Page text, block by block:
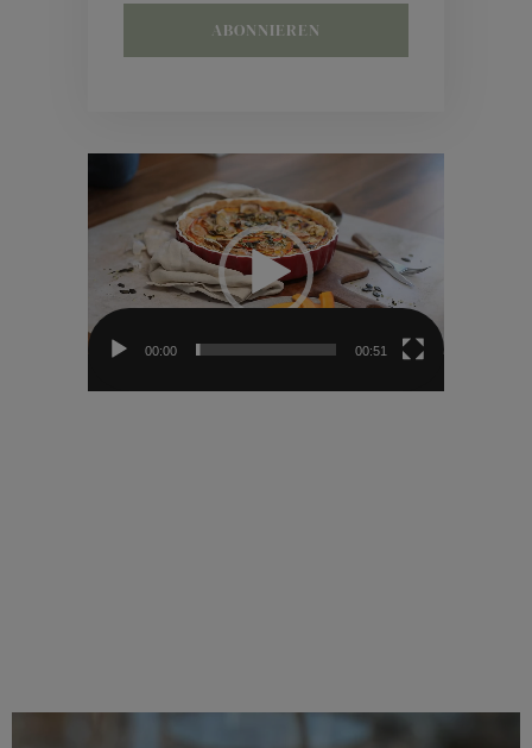
Video-
00:00 00:51